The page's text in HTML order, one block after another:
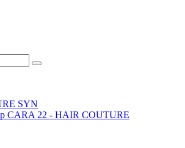
SYN
CARA 22 - HAIR COUTURE